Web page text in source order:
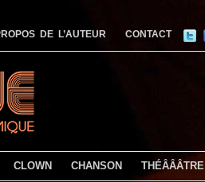
DE L’AUTEUR CONTACT
CLOWN CHANSON THÉÂÂÂTRE